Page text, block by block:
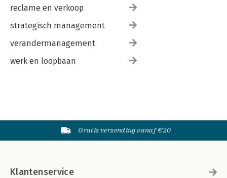
reclame en verkoop
strategisch management
verandermanagement
werk en loopbaan
Gratis verzending vanaf €20
Klantenservice